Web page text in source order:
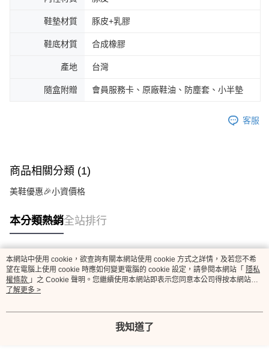
鞋墊材質 豚皮+乳膠
鞋底材質 合成橡膠
產地 台灣
隨盒附贈 會員服務卡、原廠鞋油、防塵套、小半墊
客服
商品相關分類 (1)
美鞋優惠🎉小資價格
本分類熱銷全站排行
熱門標籤
本網站中使用 cookie，欲查詢有關本網站使用 cookie 方式之詳情，及若您不希
望在電腦上使用 cookie 時應如何變更電腦的 cookie 設定，請參閱本網站「 隱私
權條款 」之 Cookie 聲明。您繼續使用本網站即表示您同意本公司得按本網站使
用條款之 Cookie 聲明使用 cookie。
了解更多 >
我知道了